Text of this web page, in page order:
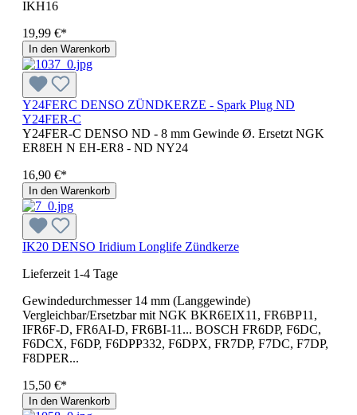
IKH16
19,99 €*
In den Warenkorb
Y24FERC DENSO ZÜNDKERZE - Spark Plug ND
Y24FER-C
Y24FER-C DENSO ND - 8 mm Gewinde Ø. Ersetzt NGK
ER8EH N EH-ER8 - ND NY24
16,90 €*
In den Warenkorb
IK20 DENSO Iridium Longlife Zündkerze
Lieferzeit 1-4 Tage
Gewindedurchmesser 14 mm (Langgewinde)
Vergleichbar/Ersetzbar mit NGK BKR6EIX11, FR6BP11,
IFR6F-D, FR6AI-D, FR6BI-11... BOSCH FR6DP, F6DC,
F6DCX, F6DP, F6DPP332, F6DPX, FR7DP, F7DC, F7DP,
F8DPER...
15,50 €*
In den Warenkorb